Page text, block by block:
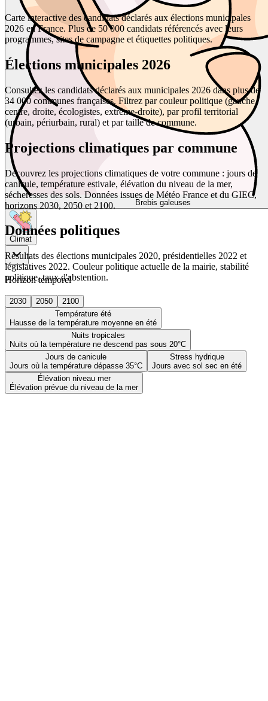
Brebis galeuses
Climat
Horizon temporel
2030 2050
2100
Température été
Hausse de la température moyenne en été
Nuits tropicales
Nuits où la température ne descend pas sous 20°C
Jours de canicule
Jours où la température dépasse 35°C
Stress hydrique
Jours avec sol sec en été
Élévation niveau mer
Élévation prévue du niveau de la mer
Carte interactive des candidats déclarés aux élections municipales
2026 en France. Plus de 50 000 candidats référencés avec leurs
programmes, sites de campagne et étiquettes politiques.
Élections municipales 2026
Consultez les candidats déclarés aux municipales 2026 dans plus de
34 000 communes françaises. Filtrez par couleur politique (gauche,
centre, droite, écologistes, extrême-droite), par profil territorial
(urbain, périurbain, rural) et par taille de commune.
Projections climatiques par commune
Découvrez les projections climatiques de votre commune : jours de
canicule, température estivale, élévation du niveau de la mer,
sécheresses des sols. Données issues de Météo France et du GIEC,
horizons 2030, 2050 et 2100.
Données politiques
Résultats des élections municipales 2020, présidentielles 2022 et
législatives 2022. Couleur politique actuelle de la mairie, stabilité
politique, taux d'abstention.